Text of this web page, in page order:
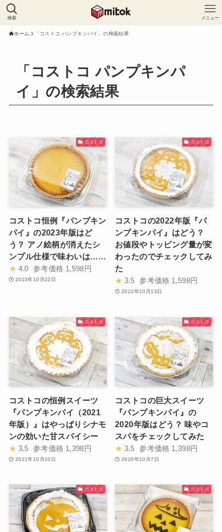
検索 メニュー
ホーム 「コストコ パンプキンパイ」の検索結果
「コストコ パンプキンパ
イ」の検索結果
コストコ
コストコ恒例『パンプキン
パイ』の2023年版はど
う？ アノ絵柄が消えたシ
ンプル仕様で味わいは……
★ 4.0 参考価格 1,598円
2023年10月22日
コストコ
コストコの2022年版『パ
ンプキンパイ』はどう？
お値段やトッピング量が変
わったのでチェックしてみ
た
★ 3.5 参考価格 1,598円
2022年10月13日
コストコ
コストコの恒例スイーツ
『パンプキンパイ（2021
年版）』はやっぱりシナモ
ンの効いた甘スパイシー
★ 3.5 参考価格 1,398円
2021年10月10日
コストコ
コストコの巨大スイーツ
『パンプキンパイ』の
2020年版はどう？ 味やコ
スパをチェックしてみた
★ 3.5 参考価格 1,398円
2020年10月7日
コストコ コストコ